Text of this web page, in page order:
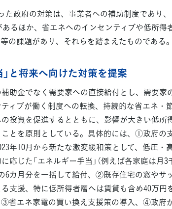
た政府の対策は、事業者への補助制度であり
あるほか、省エネへのインセンティブや低所得
の課題があり、それらを踏まえたものである。
」と将来へ向けた対策を提案
助金でなく需要家への直接給付とし、需要家
ィブが働く制度への転換、持続的な省エネ・
投資を促進するとともに、影響が大きい低所
とを原則としている。具体的には、①政府の
年10月から新たな激変緩和策として、低圧・
応じた「エネルギー手当」（例えば各家庭は月3
6カ月分を一括して給付、②既存住宅の窓やサ
支援、特に低所得者層へは賃貸も含め40万円
③省エネ家電の買い換え支援策の導入、④政府